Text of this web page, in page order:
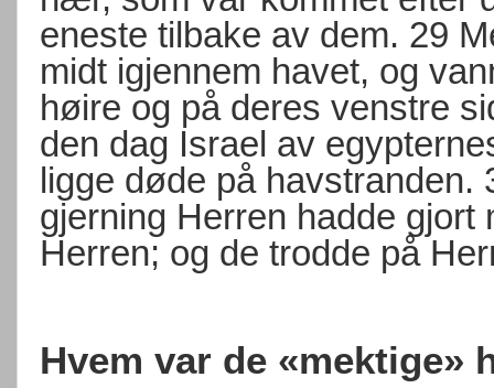
eneste tilbake av dem. 29
midt igjennem havet, og
høire og på deres venstre
den dag Israel av
ligge døde på havstranden.
gjerning Herren hadde
Herren; og de trodde på
Hvem var de